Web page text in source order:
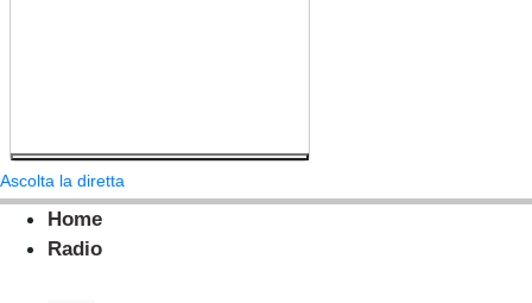
Ascolta la diretta
Home
Radio